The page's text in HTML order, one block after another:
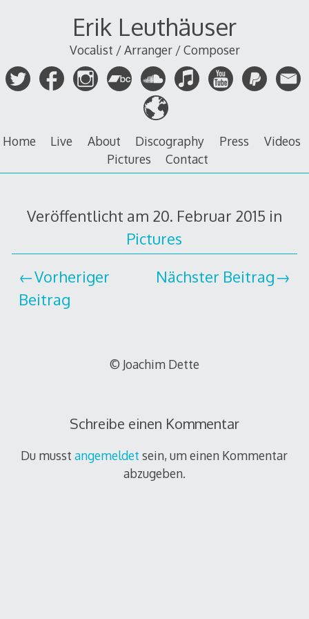
Erik Leuthäuser
Vocalist / Arranger / Composer
Home Live About Discography Press
Videos
Pictures
Contact
Veröffentlicht am 20. Februar 2015 in
Pictures
Vorheriger
Beitrag
Nächster Beitrag
© Joachim Dette
Schreibe einen Kommentar
Du musstangemeldet sein, um einen Kommentar
abzugeben.